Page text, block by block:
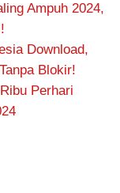
Ampuh 2024,
Download,
Blokir!
Perhari